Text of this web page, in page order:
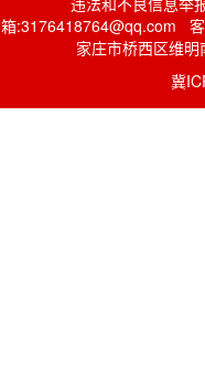
箱:3176418764@qq.com
家庄市桥西区维
冀